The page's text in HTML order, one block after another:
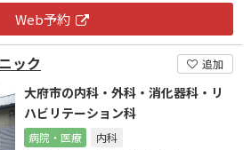
Web予約
ック 追加
大府市の内科・外科・消化器科・リ
ハビリテーション科
病院・医療 内科